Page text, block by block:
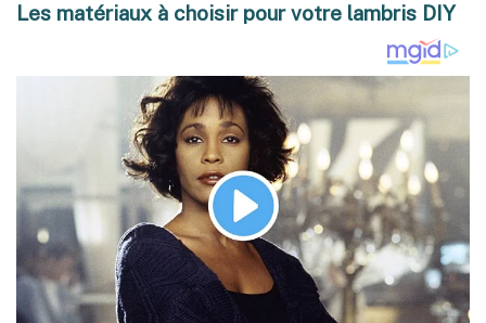
Les matériaux à choisir pour votre lambris DIY